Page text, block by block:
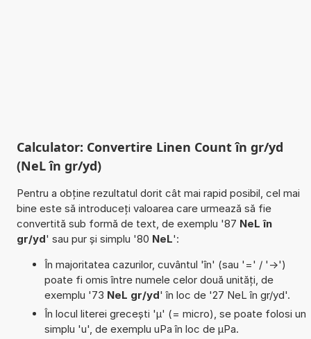
Calculator: Convertire Linen Count în gr/yd
(NeL în gr/yd)
Pentru a obține rezultatul dorit cât mai rapid posibil, cel mai
bine este să introduceți valoarea care urmează să fie
convertită sub formă de text, de exemplu '87 NeL în
gr/yd' sau pur și simplu '80 NeL':
În majoritatea cazurilor, cuvântul 'în' (sau '=' / '->')
poate fi omis între numele celor două unități, de
exemplu '73 NeL gr/yd' în loc de '27 NeL în gr/yd'.
În locul literei grecești 'µ' (= micro), se poate folosi un
simplu 'u', de exemplu uPa în loc de µPa.